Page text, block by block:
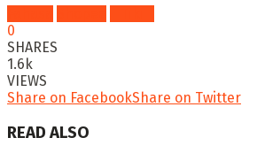
0
SHARES
1.6k
VIEWS
Share on FacebookShare on Twitter
READ ALSO